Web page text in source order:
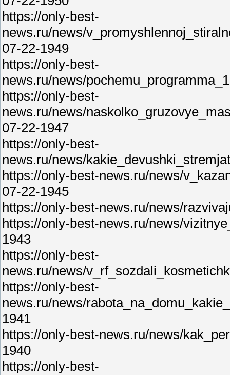
https://only-best-
news.ru/news/
07-22-1949
https://only-best-
news.ru/news/
https://only-best-
news.ru/news/
07-22-1947
https://only-best-
news.ru/news/
https://only-best-news.ru/news/
07-22-1945
https://only-best-news.ru/news/
https://only-best-news.ru/news/
1943
https://only-best-
news.ru/news/
https://only-best-
news.ru/news/
1941
https://only-best-news.ru/news/
1940
https://only-best-